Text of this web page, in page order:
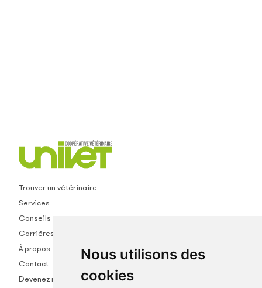
Nous utilisons des
cookies
Trouver un vétérinaire
Services
Conseils
Carrières
À propos
Contact
Devenez membre